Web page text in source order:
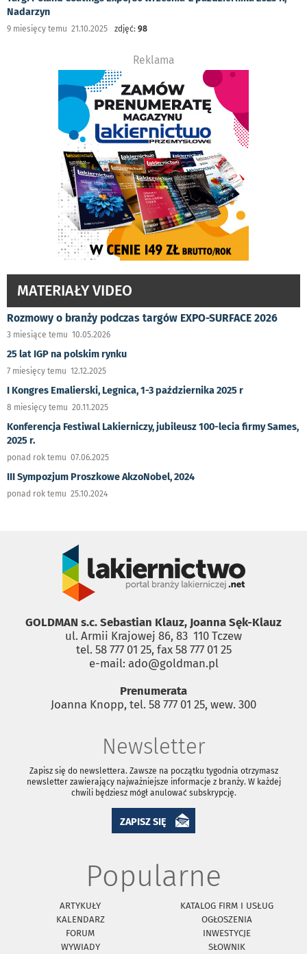
Nadarzyn
9 miesięcy temu 21.10.2025 zdjęć: 98
Reklama
MATERIAŁY VIDEO
Rozmowy o branży podczas targów EXPO-SURFACE 2026
3 miesiące temu 10.05.2026
25 lat IGP na polskim rynku
7 miesięcy temu 12.12.2025
I Kongres Emalierski, Legnica, 1-3 października 2025 r
8 miesięcy temu 20.11.2025
Konferencja Festiwal Lakierniczy, jubileusz 100-lecia firmy Sames,
2025 r.
ponad rok temu 07.06.2025
III Sympozjum Proszkowe AkzoNobel, 2024
ponad rok temu 25.10.2024
GOLDMAN s.c. Sebastian Klauz, Joanna Sęk-Klauz
ul. Armii Krajowej 86, 83 ­ 110 Tczew
tel. 58 777 01 25, fax 58 777 01 25
e-mail: ado@goldman.pl
Prenumerata
Joanna Knopp, tel. 58 777 01 25, wew. 300
Newsletter
Zapisz się do newslettera. Zawsze na początku tygodnia otrzymasz
newsletter zawierający najważniejsze informacje z branży. W każdej
chwili będziesz mógł anulować subskrypcję.
ZAPISZ SIĘ
Popularne
ARTYKUŁY
KATALOG FIRM I USŁUG
KALENDARZ
OGŁOSZENIA
FORUM
INWESTYCJE
WYWIADY
SŁOWNIK